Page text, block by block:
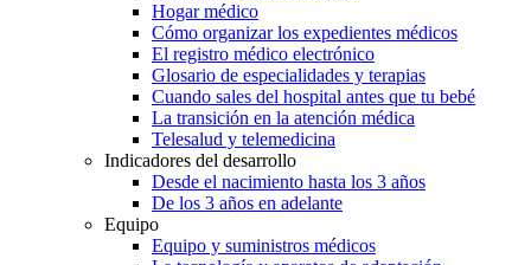
Hogar médico
Cómo organizar los expedientes médicos
El registro médico electrónico
Glosario de especialidades y terapias
Cuando sales del hospital antes que tu bebé
La transición en la atención médica
Telesalud y telemedicina
Indicadores del desarrollo
Desde el nacimiento hasta los 3 años
De los 3 años en adelante
Equipo
Equipo y suministros médicos